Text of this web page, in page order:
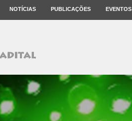
NOTÍCIAS PUBLICAÇÕES EVENTOS